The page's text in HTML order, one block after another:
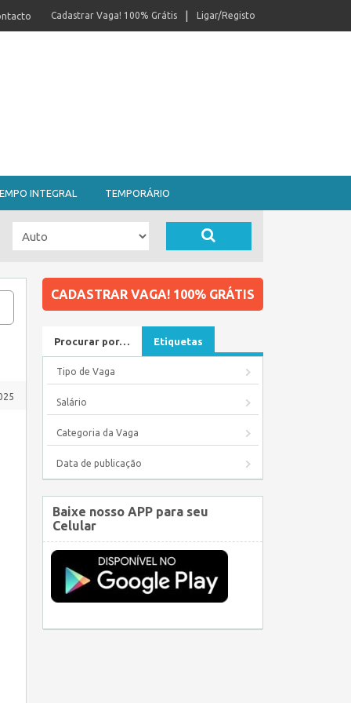
Ligar/Registo
Cadastrar Vaga! 100% Grátis
INTEGRAL TEMPORÁRIO
CADASTRAR VAGA! 100% GRÁTIS
Procurar por… Etiquetas
Tipo de Vaga
Salário
Categoria da Vaga
Data de publicação
Baixe nosso APP para seu
Celular